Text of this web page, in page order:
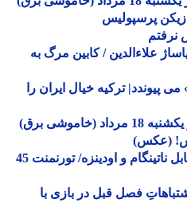
/ کابین مرگ به
ترکیه خیال ایران را
برق)
(عکس)
ویدیو| خلاصه بازی بارسلونا مقابل ناتینگام و اودینزه/ تورنمنت 45
فصل قبل در بازی با